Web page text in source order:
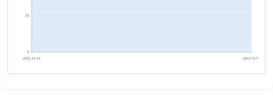
0
22
2012-12-12 2012-12-13